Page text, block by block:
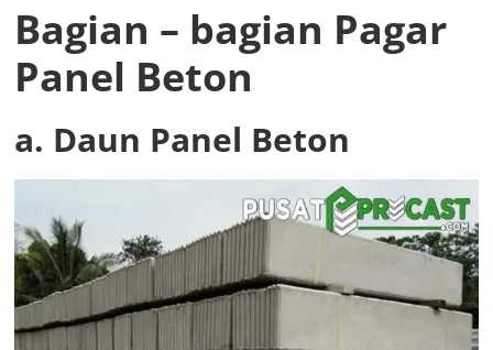
Bagian – bagian Pagar
Panel Beton
a. Daun Panel Beton